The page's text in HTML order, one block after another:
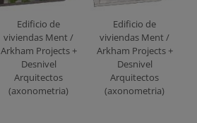
Edificio de
viviendas Ment /
Arkham Projects +
Desnivel
Arquitectos
(axonometria)
Edificio de
viviendas Ment /
Arkham Projects +
Desnivel
Arquitectos
(axonometria)